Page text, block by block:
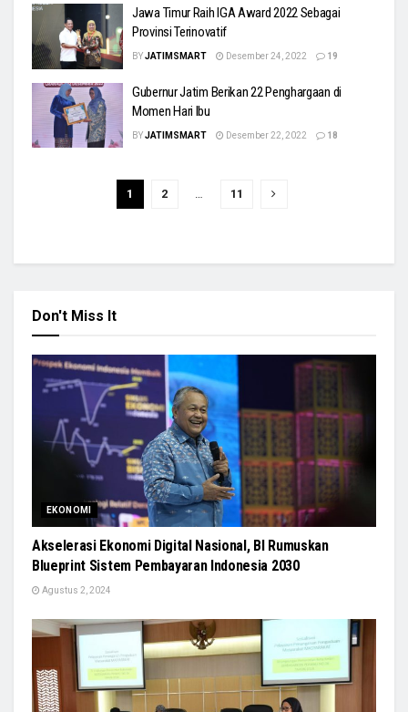
Jawa Timur Raih IGA Award 2022 Sebagai
Provinsi Terinovatif
BYJATIMSMART Desember 24, 2022 19
Gubernur Jatim Berikan 22 Penghargaan di
Momen Hari Ibu
BYJATIMSMART Desember 22, 2022 18
1 2 … 11
Don't Miss It
EKONOMI
Akselerasi Ekonomi Digital Nasional, BI Rumuskan
Blueprint Sistem Pembayaran Indonesia 2030
Agustus 2, 2024